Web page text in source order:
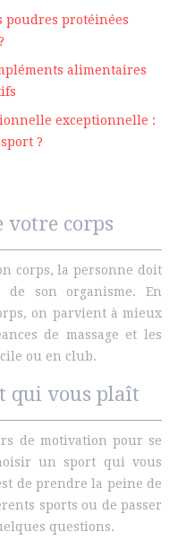
poudres protéinées
alimentaires
exceptionnelle :
?
votre corps
corps, la personne doit
son organisme. En
on parvient à mieux
de massage et les
ou en club.
qui vous plaît
de motivation pour se
un sport qui vous
de prendre la peine de
sports ou de passer
questions.